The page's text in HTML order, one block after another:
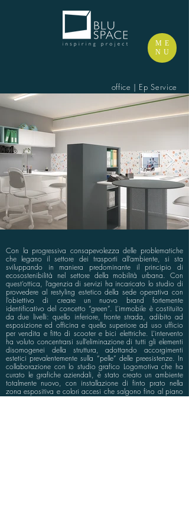
ME
NU
office | Ep Service
Con la progressiva consapevolezza delle problematiche
che legano il settore dei trasporti all’ambiente, si sta
sviluppando in maniera predominante il principio di
ecosostenibilità nel settore della mobilità urbana. Con
quest’ottica, l’agenzia di servizi ha incaricato lo studio di
provvedere al restyling estetico della sede operativa con
l’obiettivo di creare un nuovo brand fortemente
identificativo del concetto “green”. L’immobile è costituito
da due livelli: quello inferiore, fronte strada, adibito ad
esposizione ed officina e quello superiore ad uso ufficio
per vendita e fitto di scooter e bici elettriche. L’intervento
ha voluto concentrarsi sull’eliminazione di tutti gli elementi
disomogenei della struttura, adottando accorgimenti
estetici prevalentemente sulla “pelle” delle preesistenze. In
collaborazione con lo studio grafico Logomotiva che ha
curato le grafiche aziendali, è stato creato un ambiente
totalmente nuovo, con installazione di finto prato nella
zona espositiva e colori accesi che salgono fino al piano
superiore, dove vengono richiamati nella scelta delle